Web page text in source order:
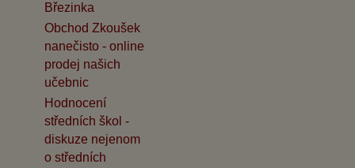
Březinka
Obchod Zkoušek
nanečisto - online
prodej našich
učebnic
Hodnocení
středních škol -
diskuze nejenom
o středních